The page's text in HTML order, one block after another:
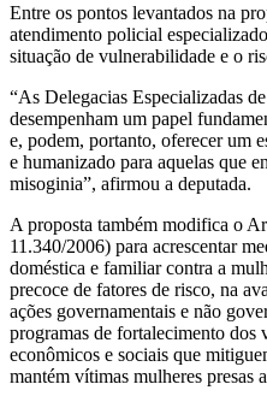
Entre os pontos levantados na
atendimento policial
situação de vulnerabilidade e o
“As Delegacias Especializadas
desempenham um papel
e, podem, portanto, oferecer um
e humanizado para aquelas que
misoginia”, afirmou a deputada.
A proposta também modifica o
11.340/2006) para acrescentar
doméstica e familiar contra a
precoce de fatores de risco, na
ações governamentais e não
programas de fortalecimento dos
econômicos e sociais que
mantém vítimas mulheres presas